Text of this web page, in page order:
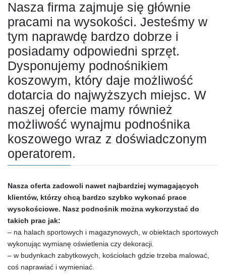
Nasza firma zajmuje się głównie
pracami na wysokości. Jesteśmy w
tym naprawdę bardzo dobrze i
posiadamy odpowiedni sprzęt.
Dysponujemy podnośnikiem
koszowym, który daje możliwość
dotarcia do najwyższych miejsc. W
naszej ofercie mamy również
możliwość wynajmu podnośnika
koszowego wraz z doświadczonym
operatorem.
Nasza oferta zadowoli nawet najbardziej wymagających
klientów, którzy chcą bardzo szybko wykonać prace
wysokościowe. Nasz podnośnik można wykorzystać do
takich prac jak:
– na halach sportowych i magazynowych, w obiektach sportowych
wykonując wymianę oświetlenia czy dekoracji.
– w budynkach zabytkowych, kościołach gdzie trzeba malować,
coś naprawiać i wymieniać.